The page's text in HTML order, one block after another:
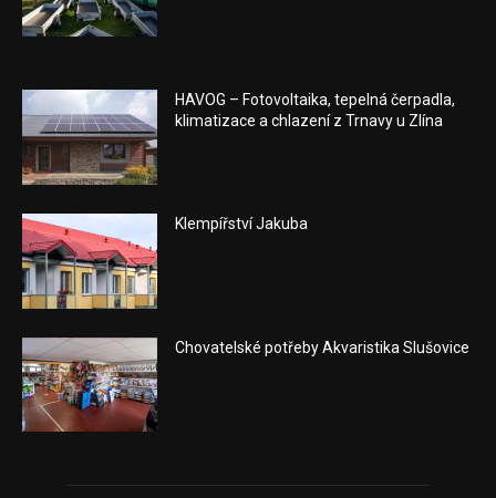
HAVOG – Fotovoltaika, tepelná čerpadla,
klimatizace a chlazení z Trnavy u Zlína
Klempířství Jakuba
Chovatelské potřeby Akvaristika Slušovice